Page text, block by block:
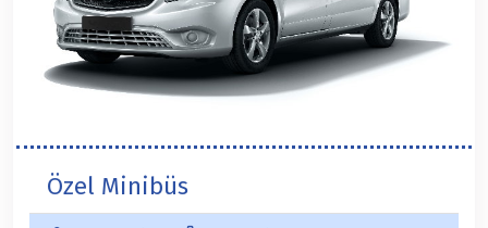
Özel Minibüs